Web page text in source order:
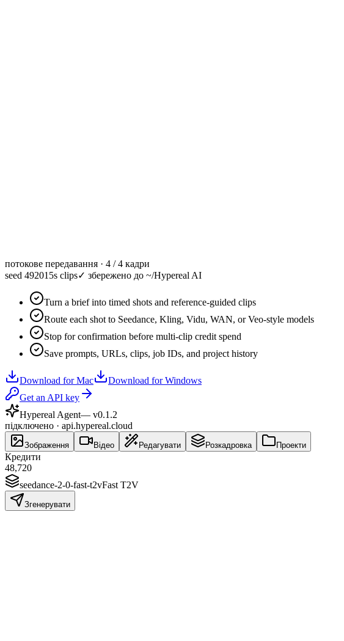
потокове передавання · 4 / 4 кадри
seed 49201 5s clips✓ збережено до ~/Hypereal AI
Turn a brief into timed shots and reference-guided clips
Route each shot to Seedance, Kling, Vidu, WAN, or Veo-style models
Stop for confirmation before multi-clip credit spend
Save prompts, URLs, clips, job IDs, and project history
Download for Mac
Download for Windows
Get an API key
Hypereal Agent— v0.1.2
підключено · api.hypereal.cloud
Зображення Відео Редагувати Розкадровка Проекти
Кредити
48,720
seedance-2-0-fast-t2vFast T2V
Згенерувати